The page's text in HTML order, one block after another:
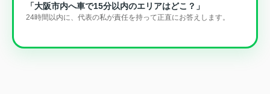
「大阪市内へ車で15分以内のエリアはどこ？」
24時間以内に、代表の私が責任を持って正直にお答えします。